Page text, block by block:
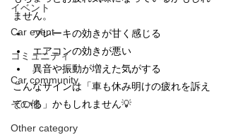
イベント
Car event
コミュニティ
Car community
その他
Other category
ません。
ブレーキの効きが甘く感じる
エアコンの効きが悪い
異音や振動が増えた気がする
こんなサインは「車も休み明けの疲れを訴え
ている」かもしれません💡